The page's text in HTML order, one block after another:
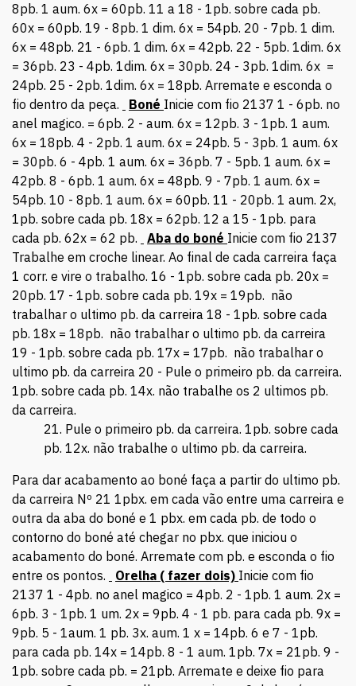
8pb. 1 aum. 6x = 60pb. 11 a 18 - 1pb. sobre cada pb.
60x = 60pb. 19 - 8pb. 1 dim. 6x = 54pb. 20 - 7pb. 1 dim.
6x = 48pb. 21 - 6pb. 1 dim. 6x = 42pb. 22 - 5pb. 1dim. 6x
= 36pb. 23 - 4pb. 1dim. 6x = 30pb. 24 - 3pb. 1dim. 6x =
24pb. 25 - 2pb. 1dim. 6x = 18pb. Arremate e esconda o
fio dentro da peça.
Boné Inicie com fio 2137 1 - 6pb. no
anel magico. = 6pb. 2 - aum. 6x = 12pb. 3 - 1pb. 1 aum.
6x = 18pb. 4 - 2pb. 1 aum. 6x = 24pb. 5 - 3pb. 1 aum. 6x
= 30pb. 6 - 4pb. 1 aum. 6x = 36pb. 7 - 5pb. 1 aum. 6x =
42pb. 8 - 6pb. 1 aum. 6x = 48pb. 9 - 7pb. 1 aum. 6x =
54pb. 10 - 8pb. 1 aum. 6x = 60pb. 11 - 20pb. 1 aum. 2x,
1pb. sobre cada pb. 18x = 62pb. 12 a 15 - 1pb. para
cada pb. 62x = 62 pb.
Aba do boné Inicie com fio 2137
Trabalhe em croche linear. Ao final de cada carreira faça
1 corr. e vire o trabalho. 16 - 1pb. sobre cada pb. 20x =
20pb. 17 - 1pb. sobre cada pb. 19x = 19pb. não
trabalhar o ultimo pb. da carreira 18 - 1pb. sobre cada
pb. 18x = 18pb. não trabalhar o ultimo pb. da carreira
19 - 1pb. sobre cada pb. 17x = 17pb. não trabalhar o
ultimo pb. da carreira 20 - Pule o primeiro pb. da carreira.
1pb. sobre cada pb. 14x. não trabalhe os 2 ultimos pb.
da carreira.
Pule o primeiro pb. da carreira. 1pb. sobre cada
pb. 12x. não trabalhe o ultimo pb. da carreira.
Para dar acabamento ao boné faça a partir do ultimo pb.
da carreira Nº 21 1pbx. em cada vão entre uma carreira e
outra da aba do boné e 1 pbx. em cada pb. de todo o
contorno do boné até chegar no pbx. que iniciou o
acabamento do boné. Arremate com pb. e esconda o fio
entre os pontos.
Orelha ( fazer dois) Inicie com fio
2137 1 - 4pb. no anel magico = 4pb. 2 - 1pb. 1 aum. 2x =
6pb. 3 - 1pb. 1 um. 2x = 9pb. 4 - 1 pb. para cada pb. 9x =
9pb. 5 - 1aum. 1 pb. 3x. aum. 1 x = 14pb. 6 e 7 - 1pb.
para cada pb. 14x = 14pb. 8 - 1 aum. 1pb. 7x = 21pb. 9 -
1pb. sobre cada pb. = 21pb. Arremate e deixe fio para